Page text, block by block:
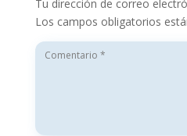
Tu dirección de correo
Los campos obligatorios